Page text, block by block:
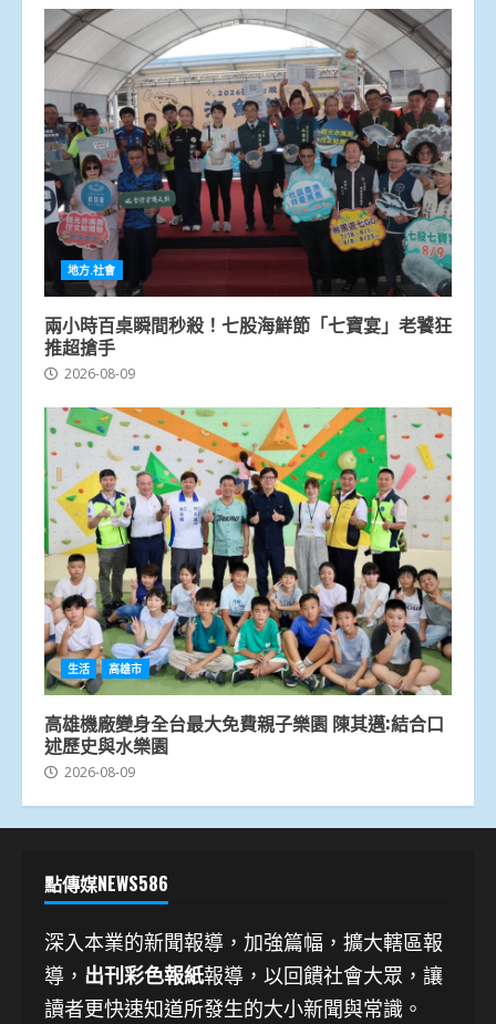
地方.社會
兩小時百桌瞬間秒殺！七股海鮮節「七寶宴」老饕狂
推超搶手
2026-08-09
生活 高雄市
高雄機廠變身全台最大免費親子樂園 陳其邁:結合口
述歷史與水樂園
2026-08-09
點傳媒NEWS586
深入本業的新聞報導，加強篇幅，擴大轄區報
導， 出刊彩色報紙報導，以回饋社會大眾，讓
讀者更快速知道所發生的大小新聞與常識。